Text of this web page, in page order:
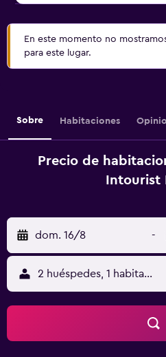
En este momento no
para este lugar.
Sobre Habitaciones
Precio de
Intourist
dom. 16/8 -
2 huéspedes, 1 habitación